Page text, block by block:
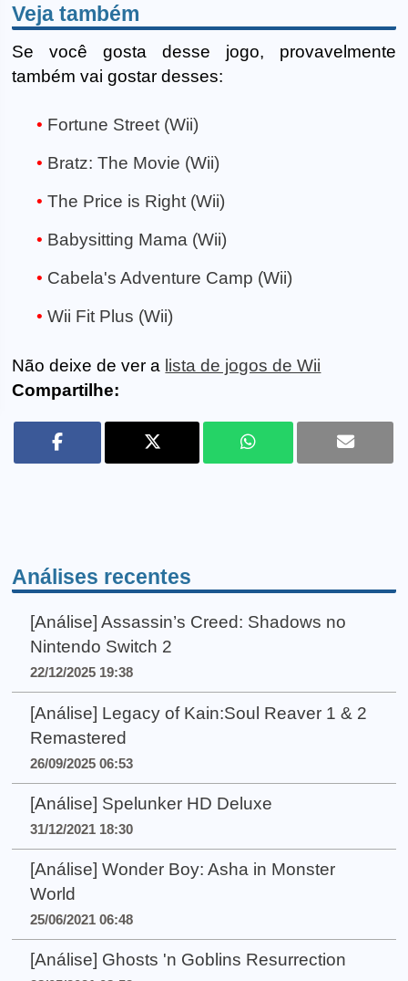
Veja também
Se você gosta desse jogo, provavelmente
também vai gostar desses:
Fortune Street (Wii)
Bratz: The Movie (Wii)
The Price is Right (Wii)
Babysitting Mama (Wii)
Cabela's Adventure Camp (Wii)
Wii Fit Plus (Wii)
Não deixe de ver a lista de jogos de Wii
Compartilhe:
Análises recentes
[Análise] Assassin’s Creed: Shadows no
Nintendo Switch 2
22/12/2025 19:38
[Análise] Legacy of Kain:Soul Reaver 1 & 2
Remastered
26/09/2025 06:53
[Análise] Spelunker HD Deluxe
31/12/2021 18:30
[Análise] Wonder Boy: Asha in Monster
World
25/06/2021 06:48
[Análise] Ghosts 'n Goblins Resurrection